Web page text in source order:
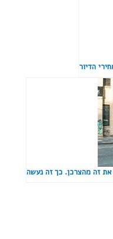
הדיור
זה מהצרכן. כך זה נעשה